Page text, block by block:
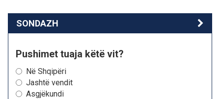
SONDAZH
Pushimet tuaja këtë vit?
Në Shqipëri
Jashtë vendit
Asgjëkundi